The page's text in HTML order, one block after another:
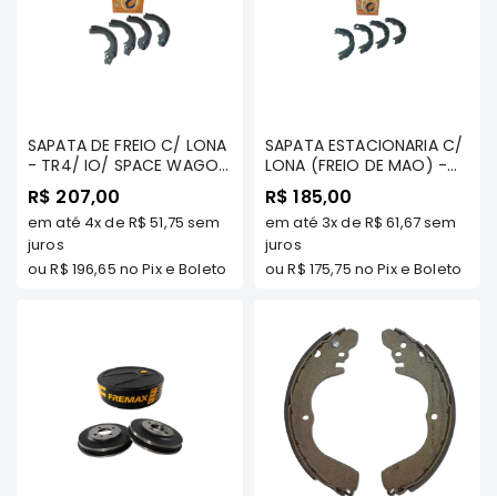
Acessórios
Motor
Suspensão
Transmissão
SAPATA DE FREIO C/ LONA
- TR4/ IO/ SPACE WAGON
92/../ AIRTREK 2003 A
2004 - MAZZICAR
R$ 207,00
em até 4xde R$ 51,75 sem
juros
ouR$ 196,65 no Pix e Boleto
SAPATA ESTACIONARIA C/
LONA (FREIO DE MAO) -
TR4 TDS MODELOS/
AIRTREK TDS MODELOS/
OUTLANDER 2.0 16V 2008
A 2012/ ASX .../12 -
MAZZICAR
R$ 185,00
em até 3xde R$ 61,67sem
juros
ouR$ 175,75 no Pix e Boleto